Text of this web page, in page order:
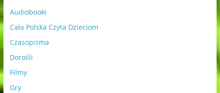
Audiobooki
Cała Polska Czyta Dzieciom
Czasopisma
Dorośli
Filmy
Gry